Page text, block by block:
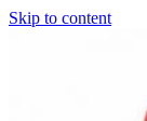
Skip to content